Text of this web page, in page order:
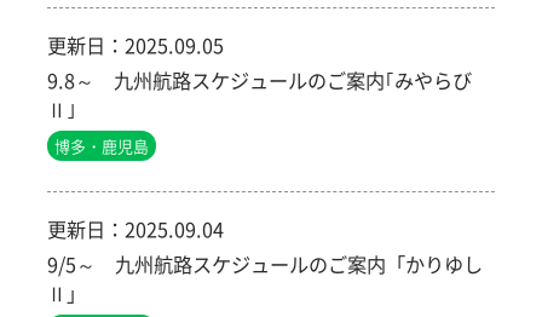
更新日： 2025.09.05
9.8～ 九州航路スケジュールのご案内｢みやらび
Ⅱ｣
博多・鹿児島
更新日： 2025.09.04
9/5～ 九州航路スケジュールのご案内「かりゆし
Ⅱ」